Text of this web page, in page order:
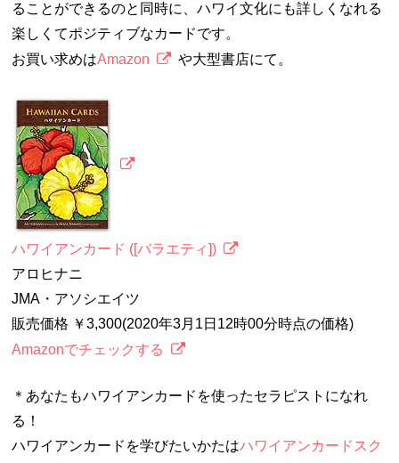
ることができるのと同時に、ハワイ文化にも詳しくなれる
楽しくてポジティブなカードです。
お買い求めはAmazon や大型書店にて。
ハワイアンカード ([バラエティ])
アロヒナニ
JMA・アソシエイツ
販売価格 ￥3,300(2020年3月1日12時00分時点の価格)
Amazonでチェックする
＊あなたもハワイアンカードを使ったセラピストになれ
る！
ハワイアンカードを学びたいかたはハワイアンカードスク